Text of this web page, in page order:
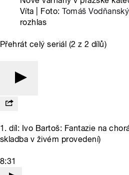
Víta | Foto:Tomáš Vodňanský
rozhlas
Přehrát celý seriál (2 z 2 dílů)
1. díl: Ivo Bartoš: Fantazie na
skladba v živém provedení)
8:31